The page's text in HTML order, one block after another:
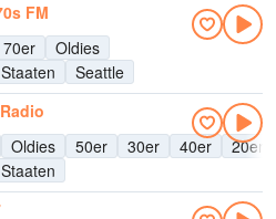
FM
70er
Oldies
Seattle
Oldies 50er 30er 40er
20er